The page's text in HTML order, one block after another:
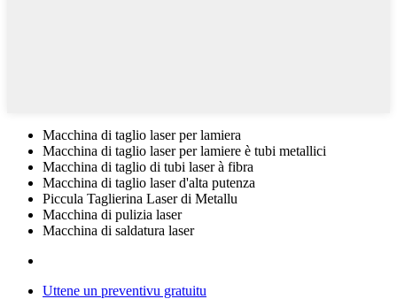
Macchina di taglio laser per lamiera
Macchina di taglio laser per lamiere è tubi metallici
Macchina di taglio di tubi laser à fibra
Macchina di taglio laser d'alta putenza
Piccula Taglierina Laser di Metallu
Macchina di pulizia laser
Macchina di saldatura laser
Uttene un preventivu gratuitu